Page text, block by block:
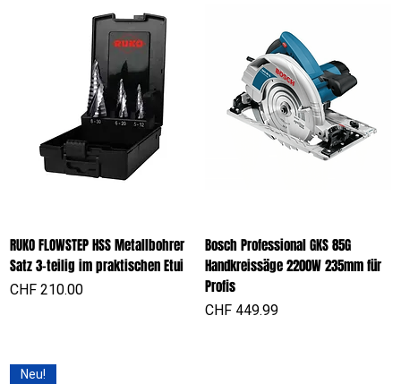
RUKO FLOWSTEP HSS Metallbohrer
Satz 3-teilig im praktischen Etui
Preis
CHF 210.00
Bosch Professional GKS 85G
Handkreissäge 2200W 235mm für
Profis
Preis
CHF 449.99
Neu!